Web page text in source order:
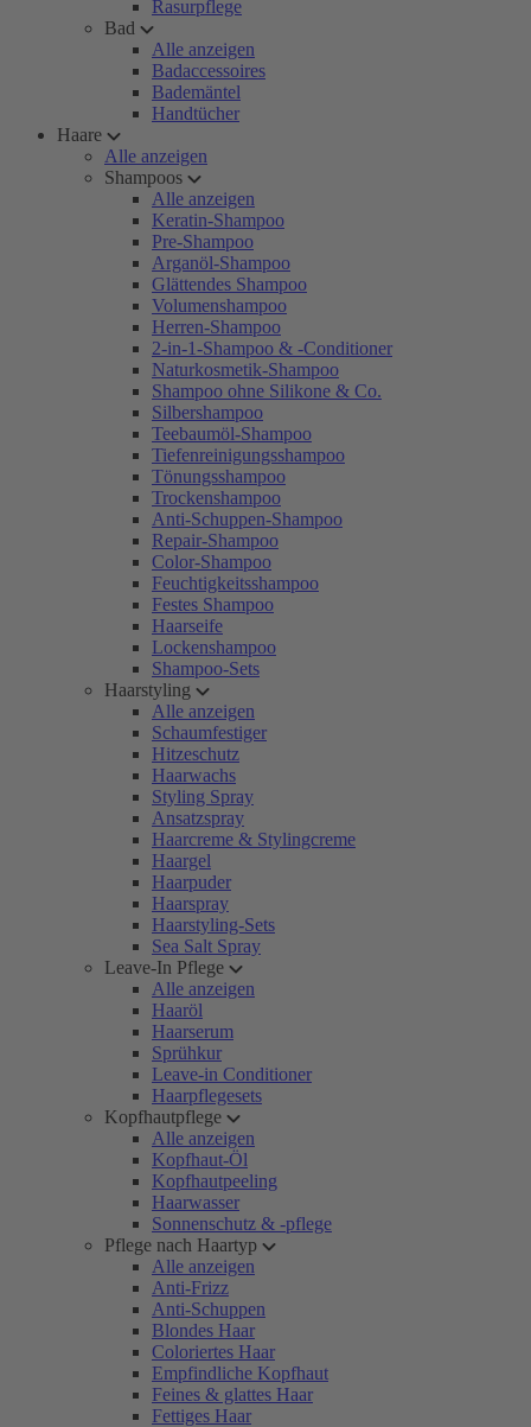
Rasurpflege
Bad
Alle anzeigen
Badaccessoires
Bademäntel
Handtücher
Haare
Alle anzeigen
Shampoos
Alle anzeigen
Keratin-Shampoo
Pre-Shampoo
Arganöl-Shampoo
Glättendes Shampoo
Volumenshampoo
Herren-Shampoo
2-in-1-Shampoo & -Conditioner
Naturkosmetik-Shampoo
Shampoo ohne Silikone & Co.
Silbershampoo
Teebaumöl-Shampoo
Tiefenreinigungsshampoo
Tönungsshampoo
Trockenshampoo
Anti-Schuppen-Shampoo
Repair-Shampoo
Color-Shampoo
Feuchtigkeitsshampoo
Festes Shampoo
Haarseife
Lockenshampoo
Shampoo-Sets
Haarstyling
Alle anzeigen
Schaumfestiger
Hitzeschutz
Haarwachs
Styling Spray
Ansatzspray
Haarcreme & Stylingcreme
Haargel
Haarpuder
Haarspray
Haarstyling-Sets
Sea Salt Spray
Leave-In Pflege
Alle anzeigen
Haaröl
Haarserum
Sprühkur
Leave-in Conditioner
Haarpflegesets
Kopfhautpflege
Alle anzeigen
Kopfhaut-Öl
Kopfhautpeeling
Haarwasser
Sonnenschutz & -pflege
Pflege nach Haartyp
Alle anzeigen
Anti-Frizz
Anti-Schuppen
Blondes Haar
Coloriertes Haar
Empfindliche Kopfhaut
Feines & glattes Haar
Fettiges Haar